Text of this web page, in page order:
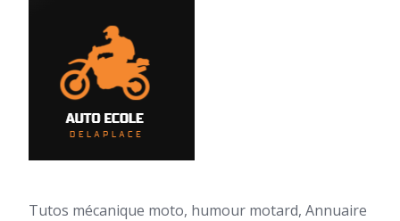
Tutos mécanique moto, humour motard, Annuaire